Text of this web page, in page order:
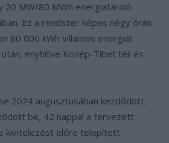
20 MW/80 MWh energiatároló
Ez a rendszer képes négy órán
80 000 kWh villamos energiát
enyhítve Közép-Tibet téli és
2024 augusztusában kezdődött,
be, 42 nappal a tervezett
kivitelezést előre telepített